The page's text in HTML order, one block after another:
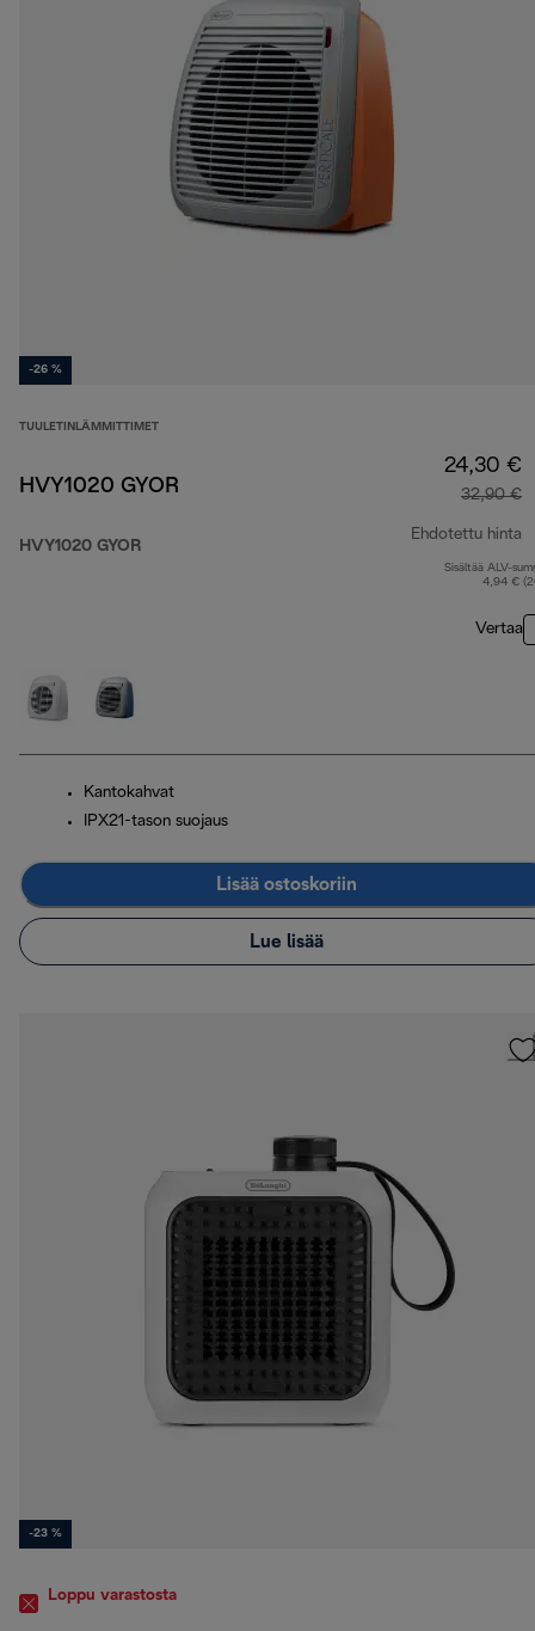
-26 %
TUULETINLÄMMITTIMET
HVY1020 GYOR
HVY1020 GYOR
24,30 €
32,90 €
Ehdotettu hinta
Sisältää ALV-
4,94 €
Vertaa
Kantokahvat
IPX21-tason suojaus
Lisää ostoskoriin
Lue lisää
-23 %
Loppu varastosta